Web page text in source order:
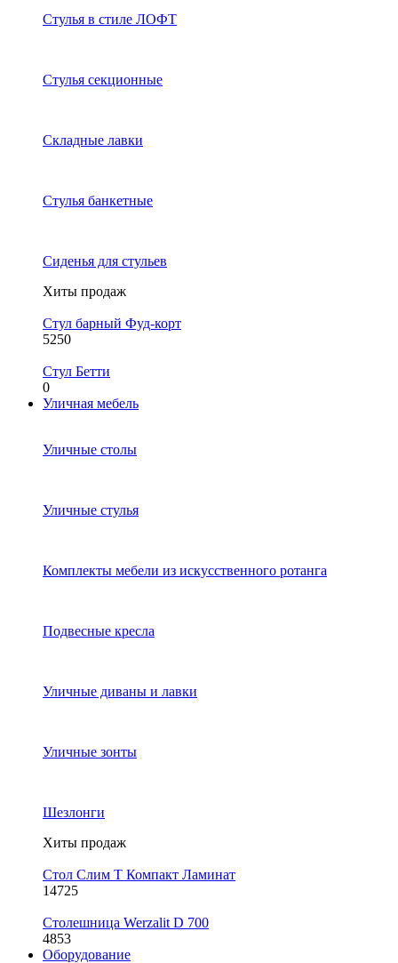
Стулья в стиле ЛОФТ
Стулья секционные
Складные лавки
Стулья банкетные
Сиденья для стульев
Хиты продаж
Стул барный Фуд-корт
5250
Стул Бетти
0
Уличная мебель
Уличные столы
Уличные стулья
Комплекты мебели из искусственного ротанга
Подвесные кресла
Уличные диваны и лавки
Уличные зонты
Шезлонги
Хиты продаж
Стол Слим Т Компакт Ламинат
14725
Столешница Werzalit D 700
4853
Оборудование